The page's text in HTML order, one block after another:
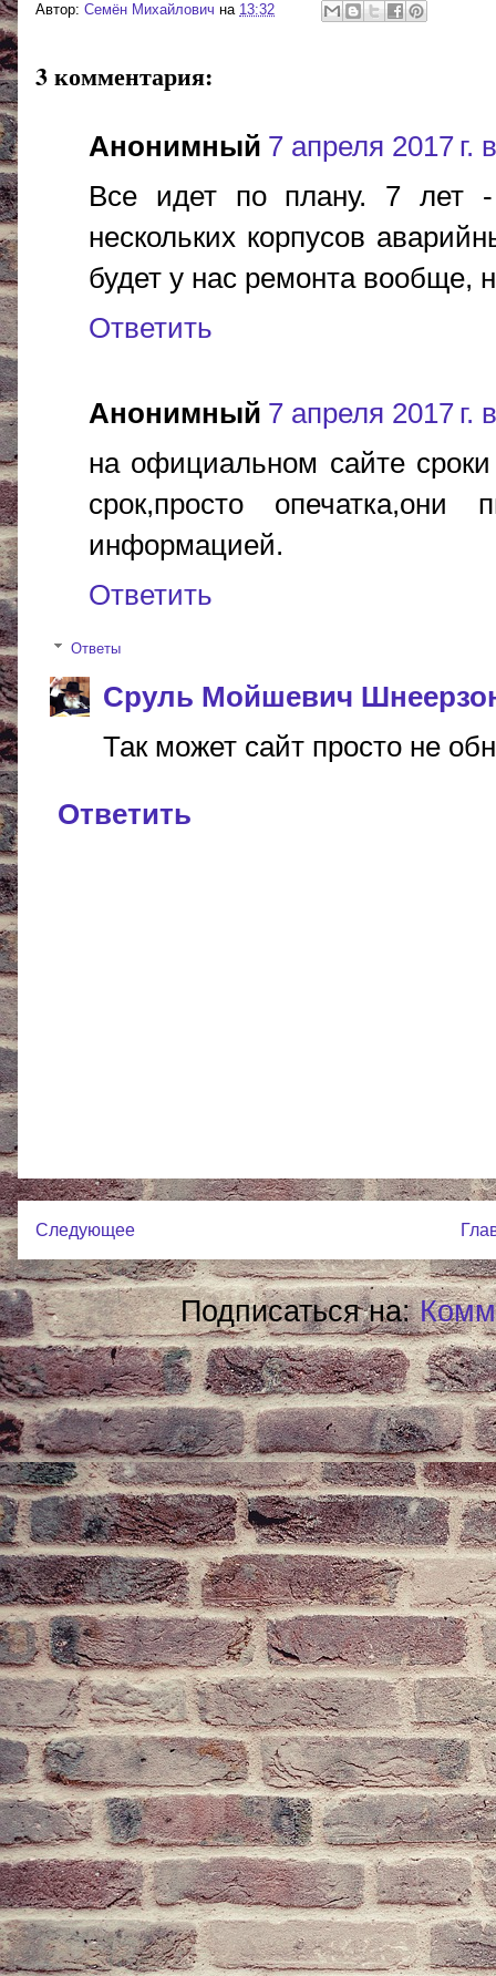
Автор: Cемён Михайлович на 13:32
3 комментария:
Анонимный 7 апреля 2017 г.
Все идет по плану. 7 лет -
нескольких корпусов
будет у нас ремонта вообще,
Ответить
Анонимный 7 апреля 2017 г.
на официальном сайте
срок,просто
информацией.
Ответить
Ответы
Сруль Мойшевич
Так может сайт просто не
Ответить
Следующее
Подписаться на: